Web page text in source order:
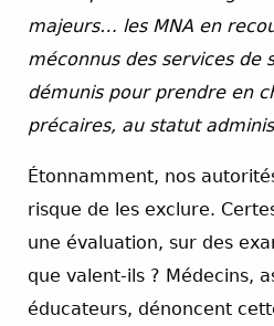
majeurs… les MNA en
méconnus des services de
démunis pour prendre en
précaires, au statut
Étonnamment, nos
risque de les exclure.
une évaluation, sur des
que valent-ils ? Médecins,
éducateurs, dénoncent